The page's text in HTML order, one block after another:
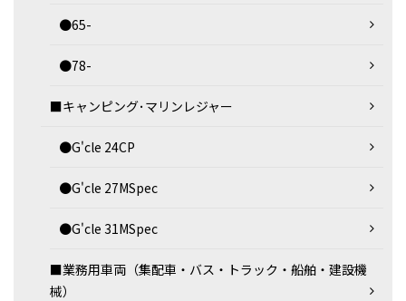
●65-
●78-
■キャンピング･マリンレジャー
●G'cle 24CP
●G'cle 27MSpec
●G'cle 31MSpec
■業務用車両（集配車・バス・トラック・船舶・建設機
械）